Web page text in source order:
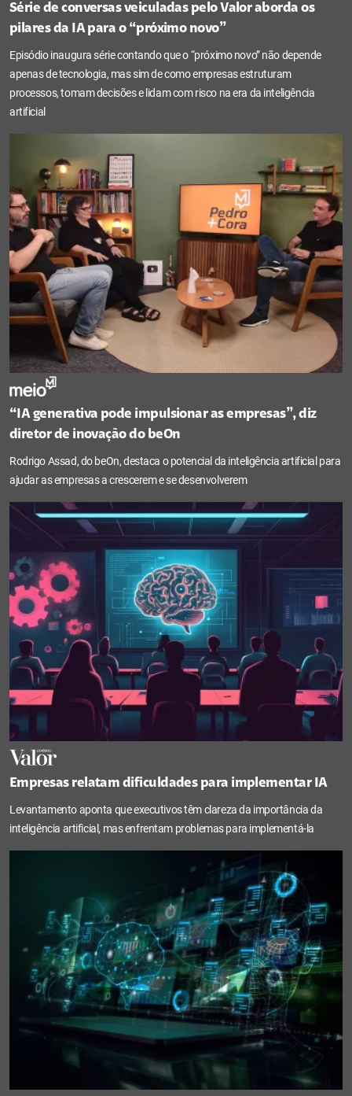
Série de conversas veiculadas pelo Valor aborda os
pilares da IA para o “próximo novo”
Episódio inaugura série contando que o “próximo novo” não depende
apenas de tecnologia, mas sim de como empresas estruturam
processos, tomam decisões e lidam com risco na era da inteligência
artificial
“IA generativa pode impulsionar as empresas”, diz
diretor de inovação do beOn
Rodrigo Assad, do beOn, destaca o potencial da inteligência artificial para
ajudar as empresas a crescerem e se desenvolverem
Empresas relatam dificuldades para implementar IA
Levantamento aponta que executivos têm clareza da importância da
inteligência artificial, mas enfrentam problemas para implementá-la